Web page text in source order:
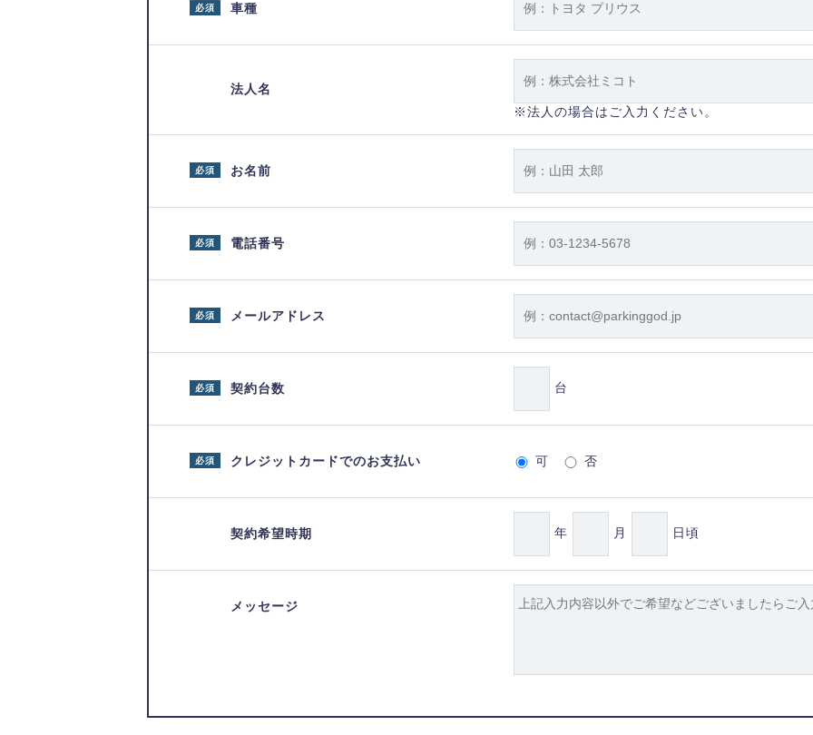
車種
必須
法人名
※法人の場合はご入力ください。
お名前
必須
電話番号
必須
メールアドレス
必須
契約台数
必須 台
クレジットカードでのお支払い
必須 可 否
契約希望時期 年 月 日頃
メッセージ